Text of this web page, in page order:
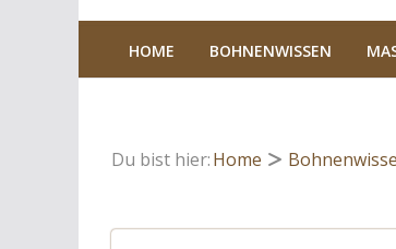
HOME BOHNENWISSEN
Du bist hier:Home